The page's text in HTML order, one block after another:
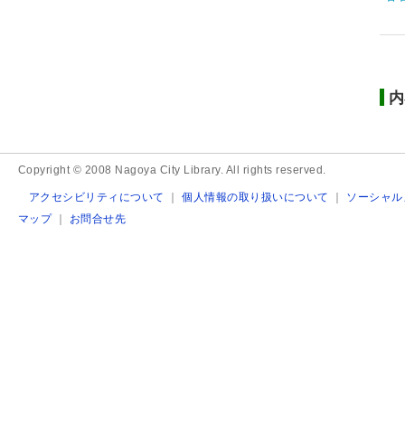
Copyright © 2008 Nagoya City Library. All rights reserved.
アクセシビリティについて ｜個人情報の取り扱いについて ｜ ソーシャ
マップ｜ お問合せ先